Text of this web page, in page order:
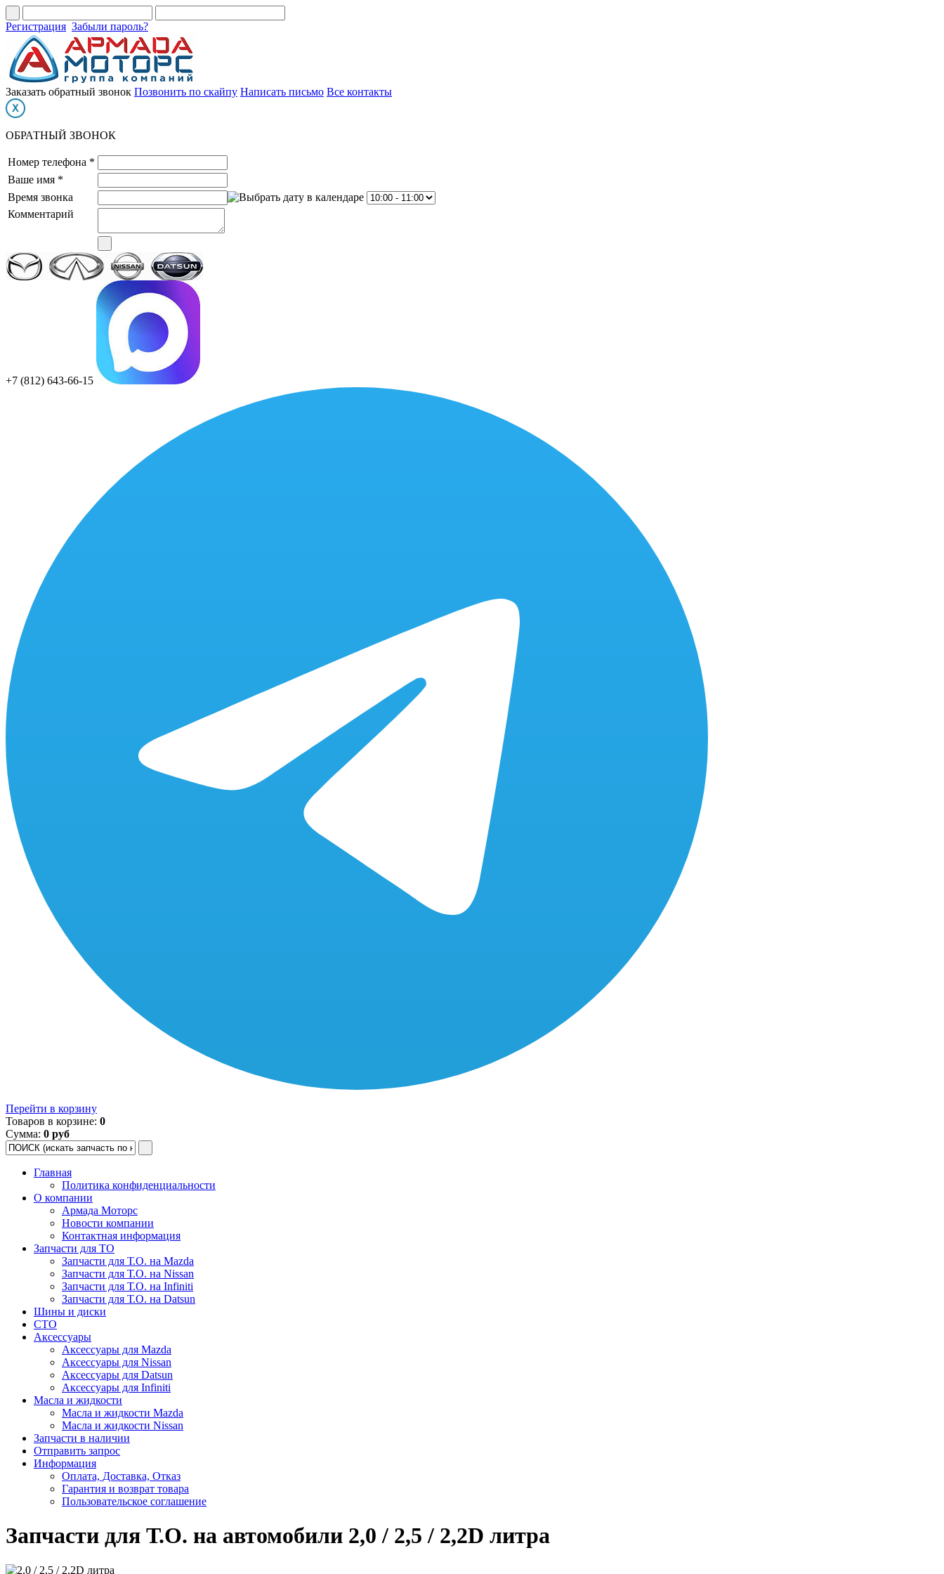
Регистрация Забыли пароль?
Заказать обратный звонок Позвонить по скайпу Написать письмо Все контакты
ОБРАТНЫЙ ЗВОНОК
Номер телефона *
Ваше имя *
Время звонка
Комментарий
+7 (812) 643-66-15
Перейти в корзину
Товаров в корзине: 0
Сумма: 0 руб
Главная
Политика конфиденциальности
О компании
Армада Моторс
Новости компании
Контактная информация
Запчасти для ТО
Запчасти для Т.О. на Mazda
Запчасти для Т.О. на Nissan
Запчасти для Т.О. на Infiniti
Запчасти для Т.О. на Datsun
Шины и диски
СТО
Аксессуары
Аксессуары для Mazda
Аксессуары для Nissan
Аксессуары для Datsun
Аксессуары для Infiniti
Масла и жидкости
Масла и жидкости Mazda
Масла и жидкости Nissan
Запчасти в наличии
Отправить запрос
Информация
Оплата, Доставка, Отказ
Гарантия и возврат товара
Пользовательское соглашение
Запчасти для Т.О. на автомобили 2,0 / 2,5 / 2,2D литра